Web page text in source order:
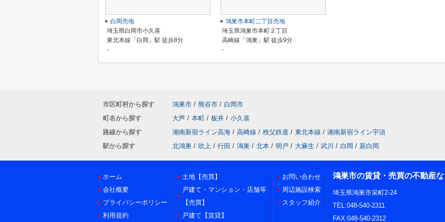
白岡売地
埼玉県白岡市小久喜
東北本線「白岡」駅 徒歩8分
-
鴻巣市本町二丁目売地
埼玉県鴻巣市本町２丁目
高崎線「鴻巣」駅 徒歩9分
-
市区町村から探す 鴻巣市 / 熊谷市 / 白岡市
町名から探す
大芦 / 本町 / 板井 / 小久喜
路線から探す
湘南新宿ライン高海 / 高崎線 / 秩父鉄道 / 東北本線 / 湘南新宿ライン宇須
駅から探す
北鴻巣 / 吹上 / 行田 / 鴻巣 / 北本 / 明戸 / 大麻生 / 武川 / 白岡 / 新白岡
ホーム
会社概要
プライバシーポリシー
利用規約
土地【売買】
戸建て・マンション・店舗等
【売買】
戸建て【賃貸】
お問い合わせ
周辺施設検索
スタッフ紹介
鴻巣市の賃貸・売買の不動産
埼玉県鴻巣市栄町2-24
TEL:048-540-2311
FAX:048-540-2312